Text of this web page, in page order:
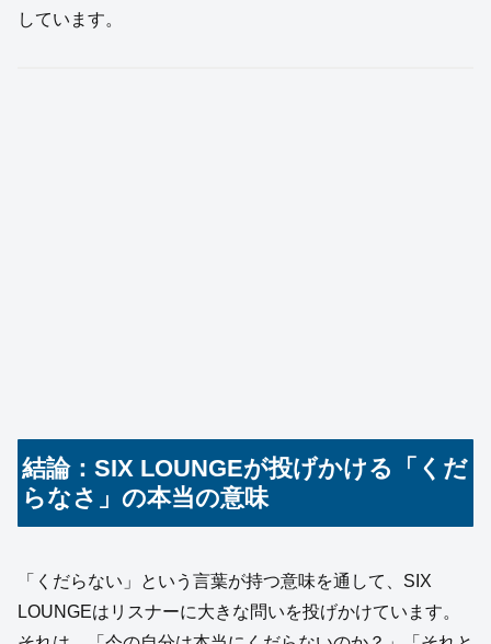
しています。
結論：SIX LOUNGEが投げかける「くだ
らなさ」の本当の意味
「くだらない」という言葉が持つ意味を通して、SIX
LOUNGEはリスナーに大きな問いを投げかけています。